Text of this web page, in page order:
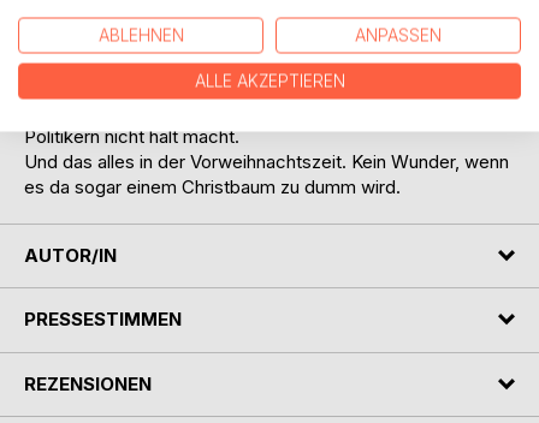
unsicher zu machen. Dabei geraten Sunny und Freunde mit
dem Wiener Rotlichtmilieu in eine engere Bekanntschaft,
als ihnen lieb ist. Auch Uschi und Turteltäubchen werden
Politikern nicht halt macht.
Und das alles in der Vorweihnachtszeit. Kein Wunder, wenn
es da sogar einem Christbaum zu dumm wird.
AUTOR/IN
PRESSESTIMMEN
REZENSIONEN
ABLEHNEN ANPASSEN
ALLE AKZEPTIEREN